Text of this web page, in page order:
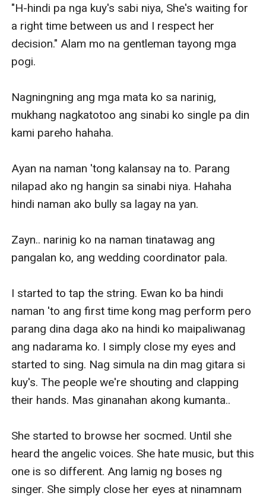
"H-hindi pa nga kuy's sabi niya, She's waiting for
a right time between us and I respect her
decision." Alam mo na gentleman tayong mga
pogi.
Nagningning ang mga mata ko sa narinig,
mukhang nagkatotoo ang sinabi ko single pa din
kami pareho hahaha.
Ayan na naman 'tong kalansay na to. Parang
nilapad ako ng hangin sa sinabi niya. Hahaha
hindi naman ako bully sa lagay na yan.
Zayn.. narinig ko na naman tinatawag ang
pangalan ko, ang wedding coordinator pala.
I started to tap the string. Ewan ko ba hindi
naman 'to ang first time kong mag perform pero
parang dina daga ako na hindi ko maipaliwanag
ang nadarama ko. I simply close my eyes and
started to sing. Nag simula na din mag gitara si
kuy's. The people we're shouting and clapping
their hands. Mas ginanahan akong kumanta..
She started to browse her socmed. Until she
heard the angelic voices. She hate music, but this
one is so different. Ang lamig ng boses ng
singer. She simply close her eyes at ninamnam